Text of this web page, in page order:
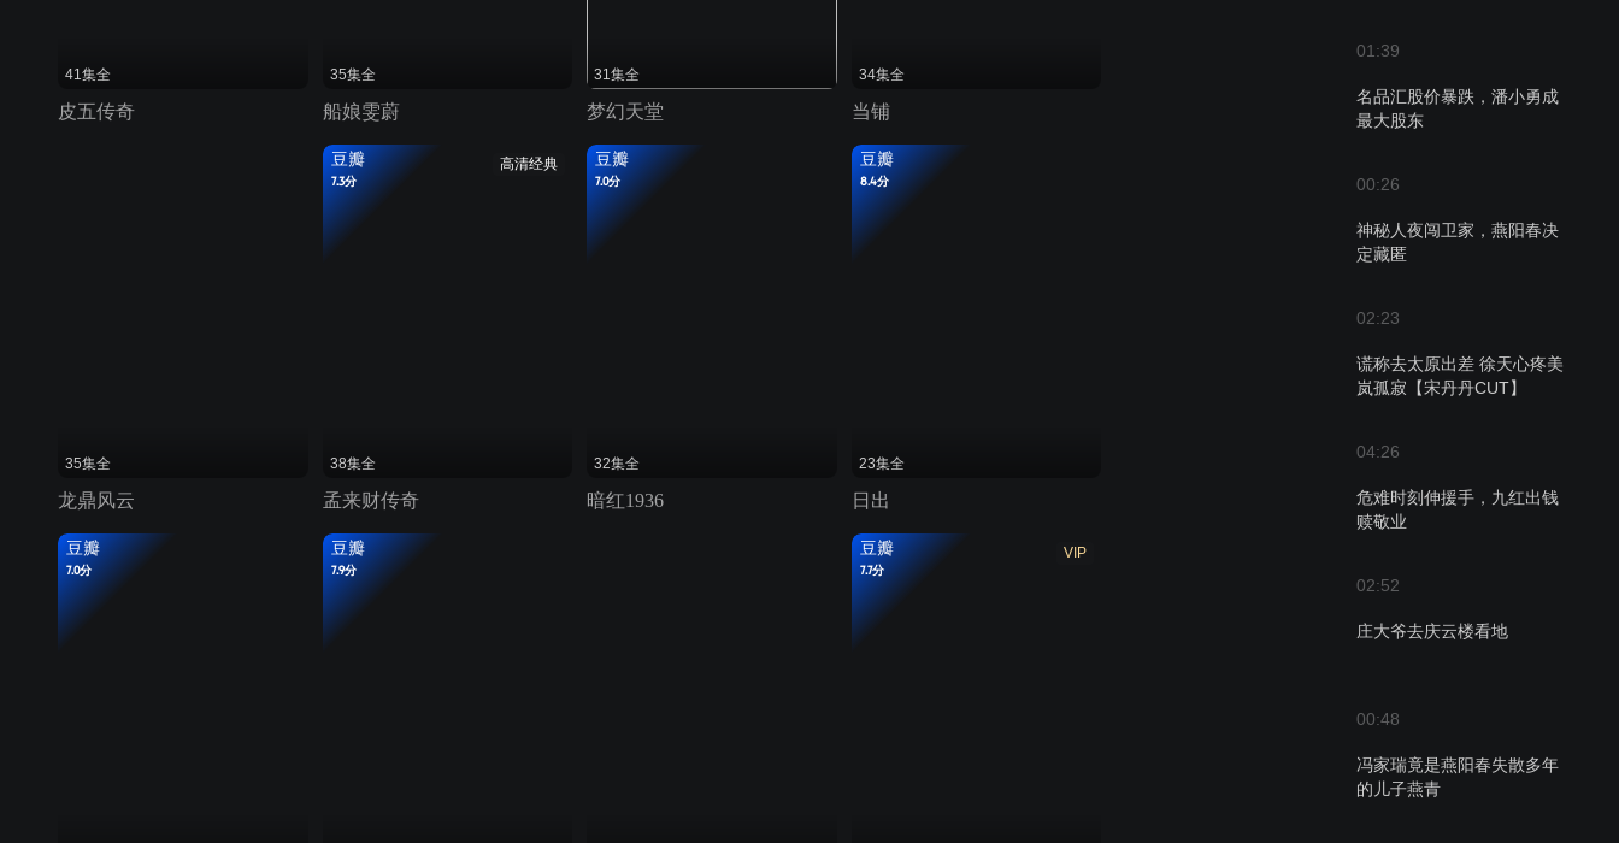
01:39
名品汇股价暴跌，潘小勇成
最大股东
00:26
神秘人夜闯卫家，燕阳春决
定藏匿
02:23
谎称去太原出差 徐天心疼美
岚孤寂【宋丹丹CUT】
04:26
危难时刻伸援手，九红出钱
赎敬业
02:52
庄大爷去庆云楼看地
00:48
冯家瑞竟是燕阳春失散多年
的儿子燕青
41集全
皮五传奇
35集全
船娘雯蔚
31集全
梦幻天堂
34集全
当铺
35集全
龙鼎风云
高清经典
豆瓣
7.3分
38集全
孟来财传奇
豆瓣
7.0分
32集全
暗红1936
豆瓣
8.4分
23集全
日出
豆瓣
7.0分
豆瓣
7.9分
VIP
豆瓣
7.7分